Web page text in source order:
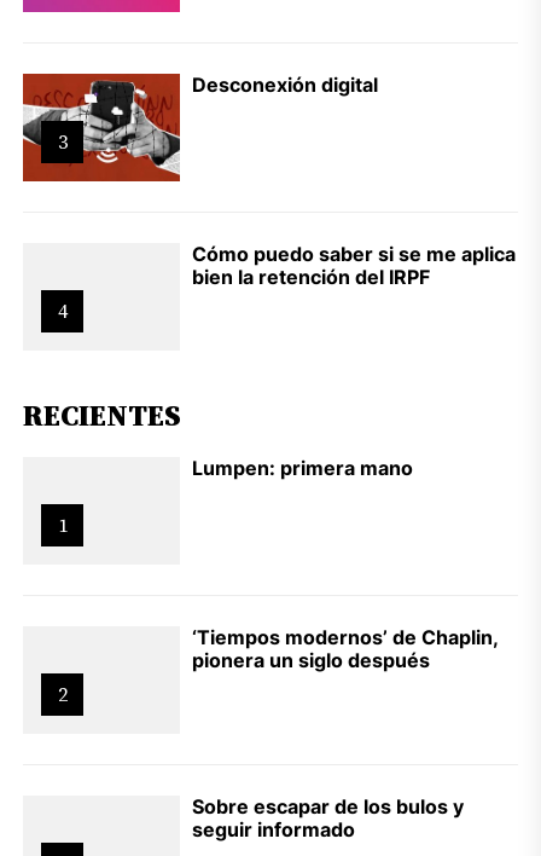
3
Desconexión digital
4
Cómo puedo saber si se me aplica
bien la retención del IRPF
RECIENTES
1
Lumpen: primera mano
2
‘Tiempos modernos’ de Chaplin,
pionera un siglo después
Sobre escapar de los bulos y
seguir informado